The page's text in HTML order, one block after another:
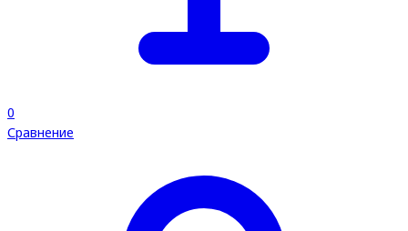
0
Сравнение